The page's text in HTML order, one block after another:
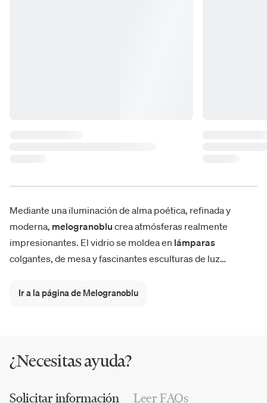
Mediante una iluminación de alma poética, refinada y
moderna, melogranoblu crea atmósferas realmente
impresionantes. El vidrio se moldea en lámparas
colgantes, de mesa y fascinantes esculturas de luz
incluso arquitectónicos. Desde las colecciones
sean únicos.
Ir a la página de Melogranoblu
¿Necesitas ayuda?
Solicitar información Leer FAQs